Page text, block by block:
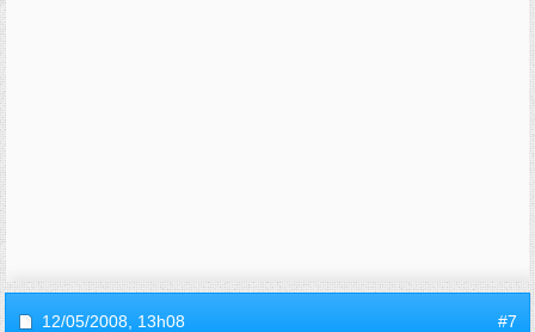
12/05/2008, 13h08 #7